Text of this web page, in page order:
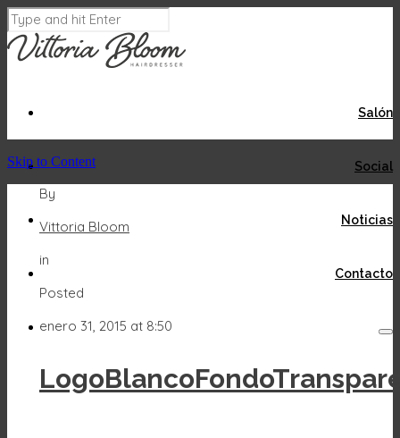
Salón
Social
Noticias
Contacto
Skip to Content
By
Vittoria Bloom
in
Posted
enero 31, 2015 at 8:50
Acepto Rechazar